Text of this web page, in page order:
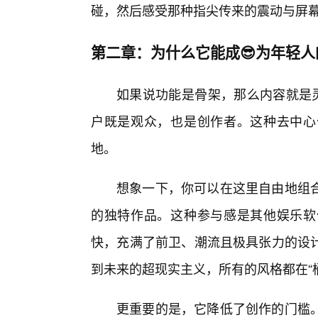
碰，然后感受那种指尖传来的震动与屏
第二章：为什么它能成😎为年轻
如果说功能是骨架，那么内容就是
户既是观众，也是创作者。这种去中
地。
想象一下，你可以在这里自由地组
的独特作品。这种参与感是其他娱乐
快，充满了前卫、潮流且极具张力的
到未来的超现实主义，所有的风格都在“
更重要的是，它降低了创作的门